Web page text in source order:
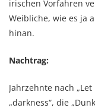
irischen Vorfahren
Weibliche, wie es ja
hinan.
Nachtrag:
Jahrzehnte nach
„darkness“, die